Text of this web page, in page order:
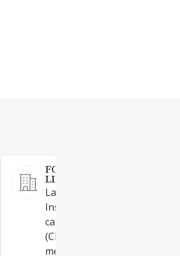
FONTAHOGAR UTIEL
LIMITADA.
La Sociedad tiene por objeto:
Instalaciones fontanería,
calefacción y aire
(CNAE 4322). . Comercio al
menor de combustibles para